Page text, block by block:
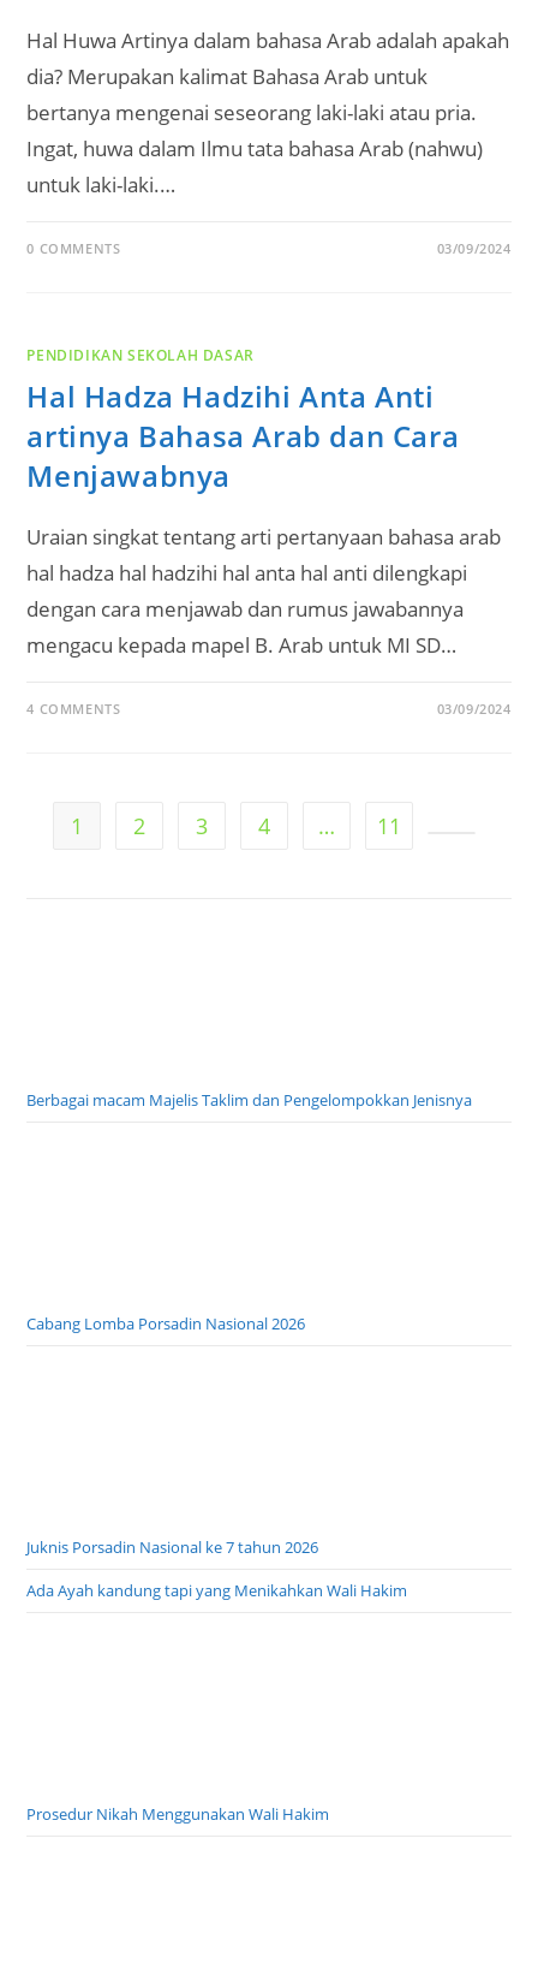
Hal Huwa Artinya dalam bahasa Arab adalah apakah
dia? Merupakan kalimat Bahasa Arab untuk
bertanya mengenai seseorang laki-laki atau pria.
Ingat, huwa dalam Ilmu tata bahasa Arab (nahwu)
untuk laki-laki.…
0 COMMENTS 03/09/2024
PENDIDIKAN SEKOLAH DASAR
Hal Hadza Hadzihi Anta Anti
artinya Bahasa Arab dan Cara
Menjawabnya
Uraian singkat tentang arti pertanyaan bahasa arab
hal hadza hal hadzihi hal anta hal anti dilengkapi
dengan cara menjawab dan rumus jawabannya
mengacu kepada mapel B. Arab untuk MI SD…
4 COMMENTS 03/09/2024
1 2 3 4 … 11
Berbagai macam Majelis Taklim dan Pengelompokkan Jenisnya
Cabang Lomba Porsadin Nasional 2026
Juknis Porsadin Nasional ke 7 tahun 2026
Ada Ayah kandung tapi yang Menikahkan Wali Hakim
Prosedur Nikah Menggunakan Wali Hakim